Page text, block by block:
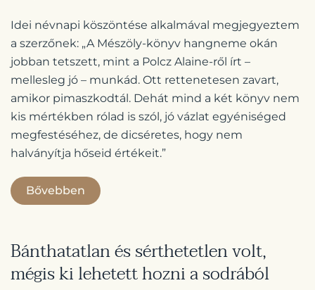
Idei névnapi köszöntése alkalmával megjegyeztem
a szerzőnek: „A Mészöly-könyv hangneme okán
jobban tetszett, mint a Polcz Alaine-ről írt –
mellesleg jó – munkád. Ott rettenetesen zavart,
amikor pimaszkodtál. Dehát mind a két könyv nem
kis mértékben rólad is szól, jó vázlat egyéniséged
megfestéséhez, de dicséretes, hogy nem
halványítja hőseid értékeit.”
Bővebben
Bánthatatlan és sérthetetlen volt,
mégis ki lehetett hozni a sodrából